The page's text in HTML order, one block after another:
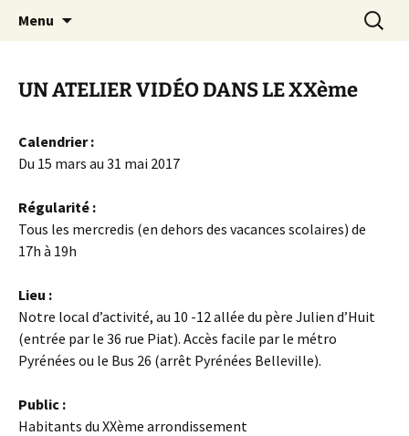
Canal Marches
Menu
UN ATELIER VIDÉO DANS LE XXème
Calendrier :
Du 15 mars au 31 mai 2017
Régularité :
Tous les mercredis (en dehors des vacances scolaires) de
17h à 19h
Lieu :
Notre local d’activité, au 10 -12 allée du père Julien d’Huit
(entrée par le 36 rue Piat). Accès facile par le métro
Pyrénées ou le Bus 26 (arrêt Pyrénées Belleville).
Public :
Habitants du XXème arrondissement